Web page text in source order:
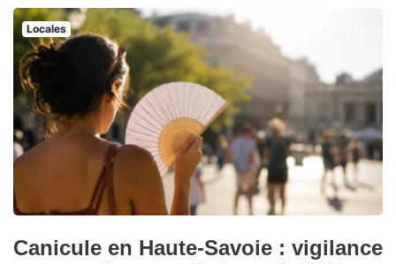
Locales
Canicule en Haute-Savoie : vigilance